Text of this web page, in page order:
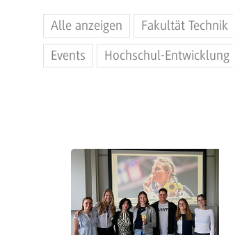
Alle anzeigen Fakultät Technik
Events
Hochschul-Entwicklung